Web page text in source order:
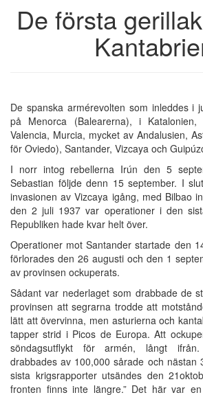
De första
De spanska armérevolten som inleddes i
på Menorca (Balearerna), i
Valencia, Murcia, mycket av Andalusien,
för Oviedo), Santander, Vizcaya och
I norr intog rebellerna Irún den 5
Sebastian följde denn 15 september. I
invasionen av Vizcaya igång, med Bilbao
den 2 juli 1937 var operationer i den
Republiken hade kvar helt över.
Operationer mot Santander startade den
förlorades den 26 augusti och den 1
av provinsen ockuperats.
Sådant var nederlaget som drabbade de
provinsen att segrarna trodde att
lätt att övervinna, men asturierna och
tapper strid i Picos de Europa. Att
söndagsutflykt för armén, långt
drabbades av 100,000 sårade och nästan
sista krigsrapporter utsändes den
fronten finns inte längre.” Det här var